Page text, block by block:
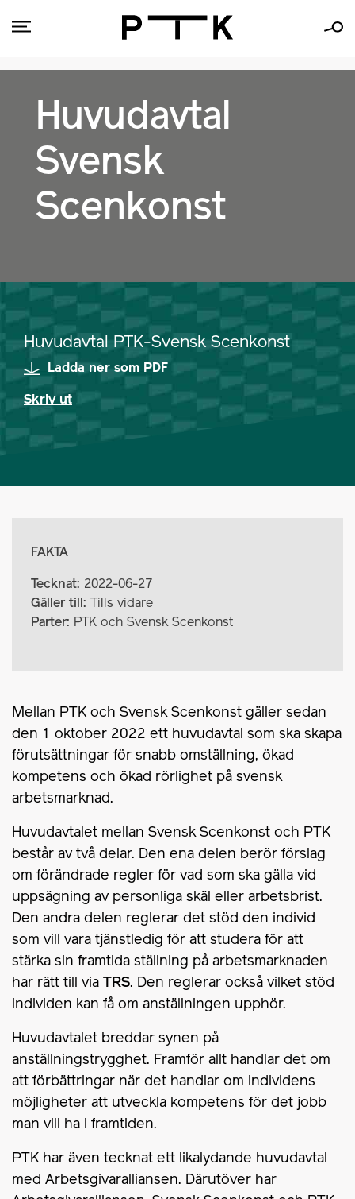
Huvudavtal
Svensk
Scenkonst
Huvudavtal PTK-Svensk Scenkonst
Ladda ner som PDF
Skriv ut
FAKTA
Tecknat: 2022-06-27
Gäller till: Tills vidare
Parter: PTK och Svensk Scenkonst
Mellan PTK och Svensk Scenkonst gäller sedan
den 1 oktober 2022 ett huvudavtal som ska skapa
förutsättningar för snabb omställning, ökad
kompetens och ökad rörlighet på svensk
arbetsmarknad.
Huvudavtalet mellan Svensk Scenkonst och PTK
består av två delar. Den ena delen berör förslag
om förändrade regler för vad som ska gälla vid
uppsägning av personliga skäl eller arbetsbrist.
Den andra delen reglerar det stöd den individ
som vill vara tjänstledig för att studera för att
stärka sin framtida ställning på arbetsmarknaden
har rätt till via
TRS. Den reglerar också vilket stöd
individen kan få om anställningen upphör.
Huvudavtalet breddar synen på
anställningstrygghet. Framför allt handlar det om
att förbättringar när det handlar om individens
möjligheter att utveckla kompetens för det jobb
man vill ha i framtiden.
PTK har även tecknat ett likalydande huvudavtal
med Arbetsgivaralliansen. Därutöver har